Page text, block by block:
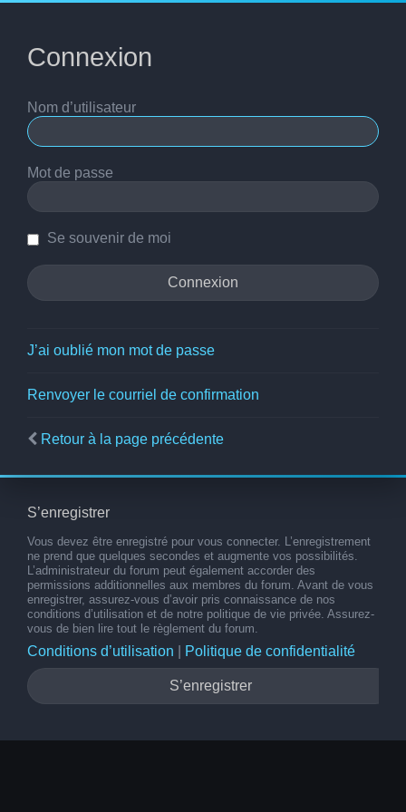
Connexion
Nom d’utilisateur
Mot de passe
Se souvenir de moi
J’ai oublié mon mot de passe
Renvoyer le courriel de confirmation
Retour à la page précédente
S’enregistrer
Vous devez être enregistré pour vous connecter. L’enregistrement
ne prend que quelques secondes et augmente vos possibilités.
L’administrateur du forum peut également accorder des
permissions additionnelles aux membres du forum. Avant de vous
enregistrer, assurez-vous d’avoir pris connaissance de nos
conditions d’utilisation et de notre politique de vie privée. Assurez-
vous de bien lire tout le règlement du forum.
Conditions d’utilisation Politique de confidentialité
S’enregistrer